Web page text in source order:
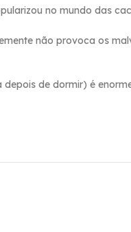
no mundo das
não provoca os
de dormir) é